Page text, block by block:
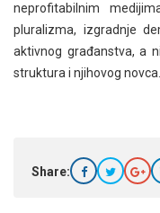
neprofitabilnim
pluralizma, izgradnje
aktivnog građanstva, a
struktura i njihovog novca.
Share: